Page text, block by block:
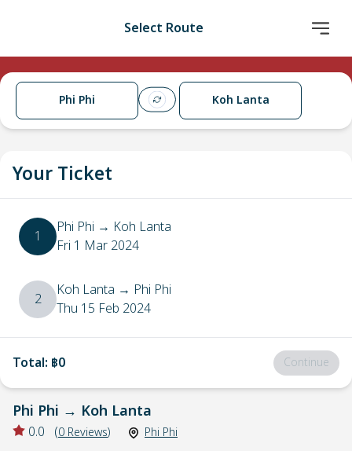
Select Route
Phi Phi Koh Lanta
Your Ticket
1 Phi Phi → Koh Lanta
Fri 1 Mar 2024
2 Koh Lanta → Phi Phi
Thu 15 Feb 2024
Total: ฿0 Continue
Phi Phi → Koh Lanta
0.0 (0 Reviews) Phi Phi